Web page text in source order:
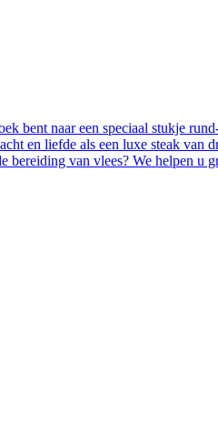
bent naar een speciaal stukje
en liefde als een luxe steak
van vlees? We helpen u